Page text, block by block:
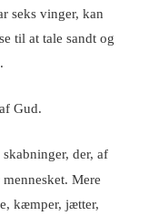
seks vinger, kan
til at tale sandt og
Gud.
der, af
Mere
kæmper, jætter,